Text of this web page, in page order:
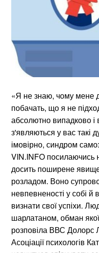
«Я не знаю, чому мене
побачать, що я не
абсолютно випадково
з'являються у вас такі
імовірно, синдром
VIN.INFO
досить поширене
розладом. Воно
невпевненості у собі й
визнати свої успіхи.
шарлатаном, обман
розповіла ВВС Долорс
Асоціації психологів